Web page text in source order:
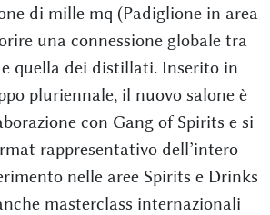
di mille mq (Padiglione in area
una connessione globale tra
quella dei distillati. Inserito in
pluriennale, il nuovo salone è
con Gang of Spirits e si
rappresentativo dell’intero
nelle aree Spirits e Drinks
masterclass internazionali